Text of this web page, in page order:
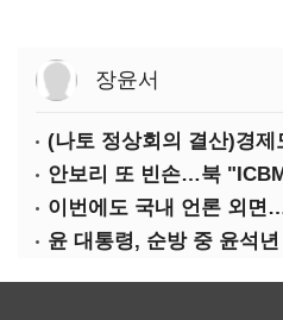
장윤서
안보리 또 빈손…북
이번에도 국내 언론 외면
윤 대통령, 순방 중 윤석